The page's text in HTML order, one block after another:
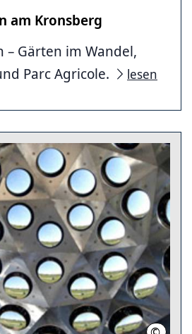
am Kronsberg
– Gärten im Wandel,
Parc Agricole.
lesen